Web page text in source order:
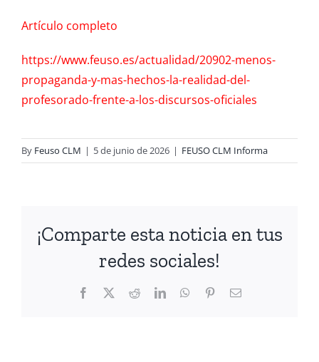
Artículo completo
https://www.feuso.es/actualidad/20902-menos-
propaganda-y-mas-hechos-la-realidad-del-
profesorado-frente-a-los-discursos-oficiales
By Feuso CLM | 5 de junio de 2026 | FEUSO CLM Informa
¡Comparte esta noticia en tus
redes sociales!
Facebook RedditLinkedInWhatsApp
PinterestEmail